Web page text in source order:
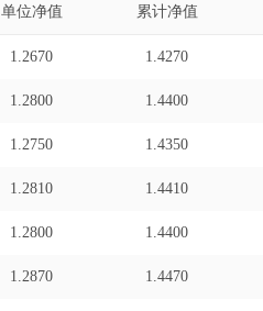
单位净值 累计净值
1.2670 1.4270
1.2800 1.4400
1.2750 1.4350
1.2810 1.4410
1.2800 1.4400
1.2870 1.4470